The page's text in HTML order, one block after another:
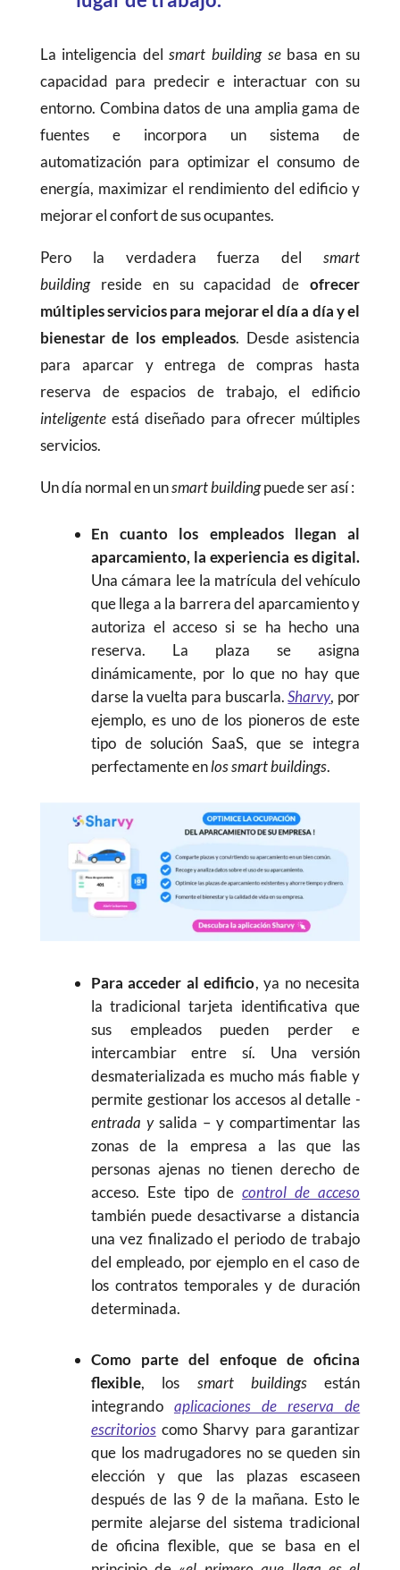
La inteligencia delsmart building se basa en su
capacidad para predecir e interactuar con su
entorno. Combina datos de una amplia gama de
fuentes e incorpora un sistema de
automatización para optimizar el consumo de
energía, maximizar el rendimiento del edificio y
mejorar el confort de sus ocupantes.
Pero la verdadera fuerza delsmart
building reside en su capacidad deofrecer
múltiples servicios para mejorar el día a día y el
bienestar de los empleados. Desde asistencia
para aparcar y entrega de compras hasta
reserva de espacios de trabajo, el edificio
inteligenteestá diseñado para ofrecer múltiples
servicios.
Un día normal en unsmart buildingpuede ser así :
En cuanto los empleados llegan al
aparcamiento, la experiencia es digital.
Una cámara lee la matrícula del vehículo
que llega a la barrera del aparcamiento y
autoriza el acceso si se ha hecho una
reserva. La plaza se asigna
dinámicamente, por lo que no hay que
darse la vuelta para buscarla.Sharvy, por
ejemplo, es uno de los pioneros de este
tipo de solución SaaS, que se integra
perfectamente enlos smart buildings.
Para acceder al edificio, ya no necesita
la tradicional tarjeta identificativa que
sus empleados pueden perder e
intercambiar entre sí. Una versión
desmaterializada es mucho más fiable y
permite gestionar los accesos al detalle -
entrada y salida – y compartimentar las
zonas de la empresa a las que las
personas ajenas no tienen derecho de
acceso. Este tipo decontrol de acceso
también puede desactivarse a distancia
una vez finalizado el periodo de trabajo
del empleado, por ejemplo en el caso de
los contratos temporales y de duración
determinada.
Como parte del enfoque de oficina
flexible, los smart buildingsestán
integrando aplicaciones de reserva de
escritorioscomo Sharvy para garantizar
que los madrugadores no se queden sin
elección y que las plazas escaseen
después de las 9 de la mañana. Esto le
permite alejarse del sistema tradicional
de oficina flexible, que se basa en el